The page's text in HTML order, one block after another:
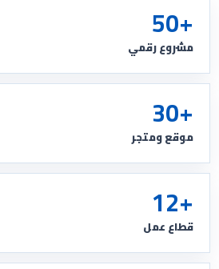
+50
مشروع رقمي
+30
موقع ومتجر
+12
قطاع عمل